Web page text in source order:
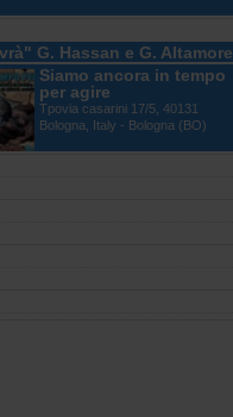
G. Hassan e G. Altamore
Italy - Brindisi (BR)
Siamo ancora in tempo
per agire
Tpovia casarini 17/5, 40131
Bologna, Italy - Bologna (BO)